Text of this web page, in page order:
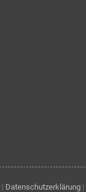
| Datenschutzerklärung|